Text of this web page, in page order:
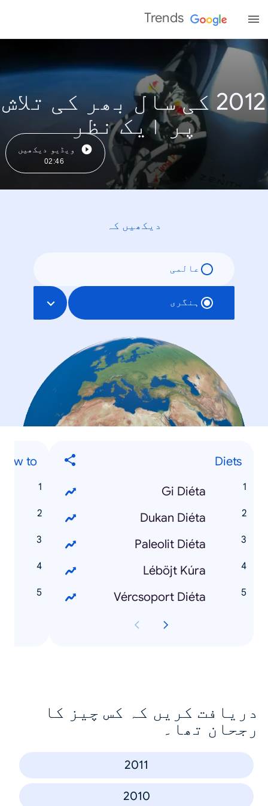
Trends
2012 کی سال بھر کی تلاش
پر ایک نظر
ویڈیو دیکھیں
02:46
دیکھیں کہ
عالمی
ہنگری
Diets
Gi Diéta
Dukan Diéta
Paleolit Diéta
Léböjt Kúra
Vércsoport Diéta
to...
دریافت کریں کہ کس چیز کا
رجحان تھا۔
2011
2010